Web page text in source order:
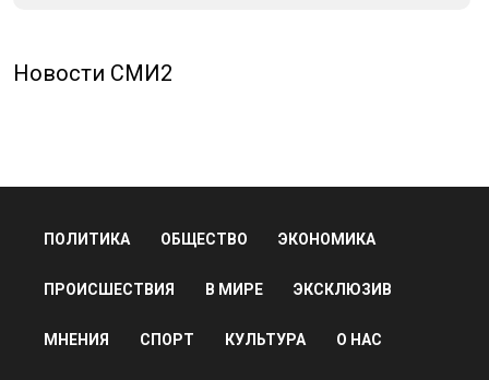
Новости СМИ2
ПОЛИТИКА ОБЩЕСТВО ЭКОНОМИКА
ПРОИСШЕСТВИЯ В МИРЕ ЭКСКЛЮЗИВ
МНЕНИЯ СПОРТ КУЛЬТУРА О НАС